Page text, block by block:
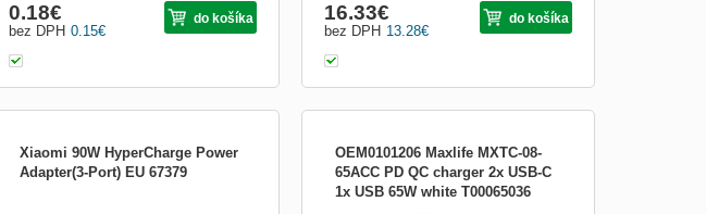
0.15€
bez DPH
0.18€ do košíka
13.28€
bez DPH
16.33€ do košíka
Xiaomi 90W HyperCharge Power
Adapter(3-Port) EU 67379
OEM0101206 Maxlife MXTC-08-
65ACC PD QC charger 2x USB-C
1x USB 65W white T00065036